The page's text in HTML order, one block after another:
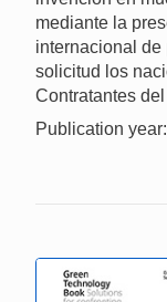
mediante la
internacional de
solicitud los
Contratantes del
Publication